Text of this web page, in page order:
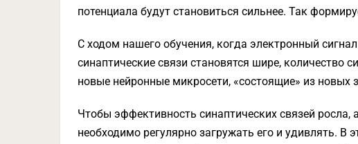
потенциала будут становиться сильнее. Так
С ходом нашего обучения, когда электронный
синаптические связи становятся шире, количество
новые нейронные микросети, «состоящие» из новых
Чтобы эффективность синаптических связей
необходимо регулярно загружать его и удивлять. В